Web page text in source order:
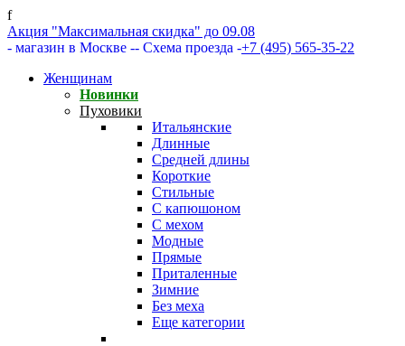
f
Акция "Максимальная скидка" до 09.08
- магазин в Москве -- Схема проезда -+7 (495) 565-35-22
Женщинам
Новинки
Пуховики
Итальянские
Длинные
Средней длины
Короткие
Стильные
С капюшоном
С мехом
Модные
Прямые
Приталенные
Зимние
Без меха
Еще категории